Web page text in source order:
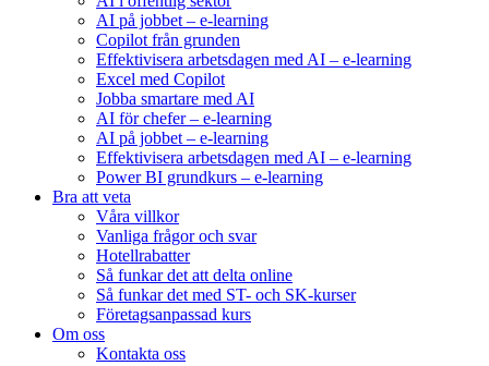
AI på jobbet – e-learning
Copilot från grunden
Effektivisera arbetsdagen med AI – e-learning
Excel med Copilot
Jobba smartare med AI
AI för chefer – e-learning
AI på jobbet – e-learning
Effektivisera arbetsdagen med AI – e-learning
Power BI grundkurs – e-learning
Bra att veta
Våra villkor
Vanliga frågor och svar
Hotellrabatter
Så funkar det att delta online
Så funkar det med ST- och SK-kurser
Företagsanpassad kurs
Om oss
Kontakta oss